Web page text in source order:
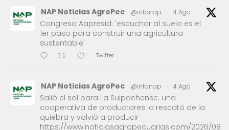
NAP Noticias AgroPec @infonap · 4 Ago
Congreso Aapresid: 'escuchar al suelo es el
1er paso para construir una agricultura
sustentable'
Twitter
NAP Noticias AgroPec @infonap · 4 Ago
Salió el sol para La Suipachense: una
cooperativa de productores la rescató de la
quiebra y volvió a producir
https://www.noticiasagropecuarias.com/2026/08/